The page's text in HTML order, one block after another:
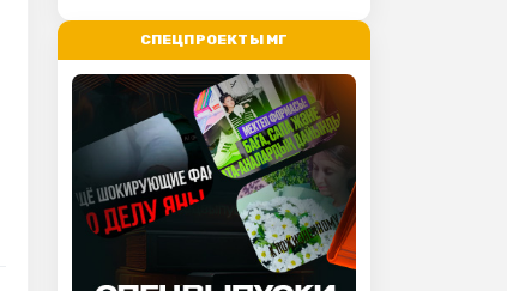
СПЕЦПРОЕКТЫ МГ